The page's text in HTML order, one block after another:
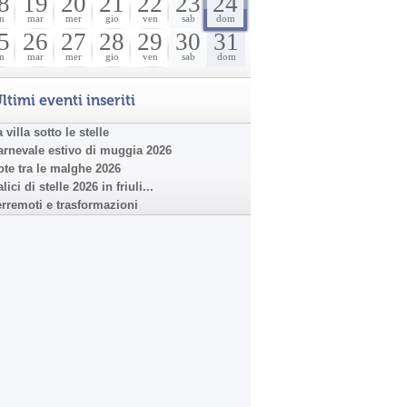
mar mer gio ven sab dom
26
mar
27
mer
28
gio
29
ven
30
sab
31
dom
eventi inseriti
villa sotto le stelle
estivo di muggia 2026
tra le malghe 2026
di stelle 2026 in friuli...
e trasformazioni